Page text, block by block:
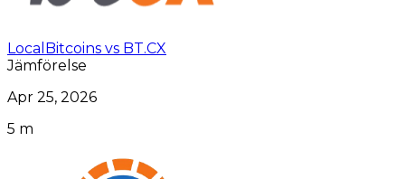
LocalBitcoins vs BT.CX
Jämförelse
Apr 25, 2026
5 m